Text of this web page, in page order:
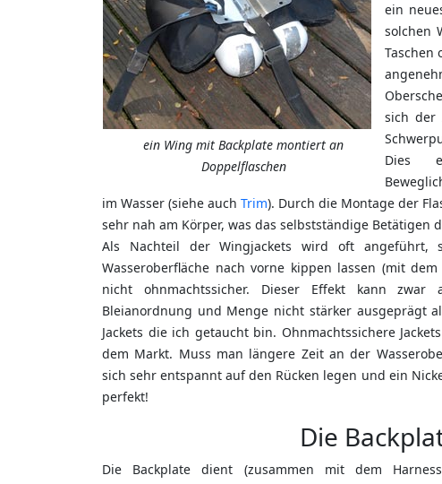
ein Wing mit Backplate montiert an
Doppelflaschen
ein
solchen
Taschen
sich der
Dies
im Wasser (siehe auch Trim). Durch die Montage der
sehr nah am Körper, was das selbstständige Betätigen
Als Nachteil der Wingjackets wird oft angeführt,
Wasseroberfläche nach vorne kippen lassen (mit
nicht ohnmachtssicher. Dieser Effekt kann
Bleianordnung und Menge nicht stärker ausgeprägt
Jackets die ich getaucht bin. Ohnmachtssichere
dem Markt. Muss man längere Zeit an der
sich sehr entspannt auf den Rücken legen und ein
perfekt!
Die
Die Backplate dient (zusammen mit dem